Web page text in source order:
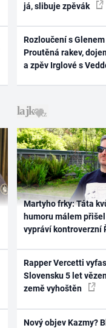
já, slibuje zpěvák
Rozloučení s
Proutěná rakev,
a zpěv Irglové s
Martyho frky: Táta
humoru málem
vypráví kontroverzní
Rapper Vercetti
Slovensku 5 let
země vyhoštěn
Nový objev Kazmy?